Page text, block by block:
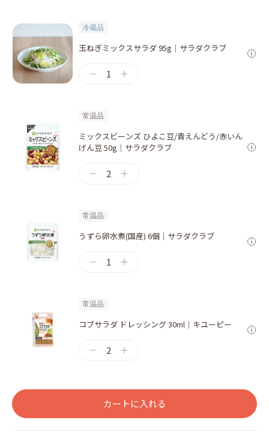
冷蔵品
玉ねぎミックスサラダ 95g｜サラダクラブ
1
常温品
ミックスビーンズ ひよこ豆/青えんどう/赤いん
げん豆 50g｜サラダクラブ
2
常温品
うずら卵水煮(国産) 6個｜サラダクラブ
1
常温品
コブサラダ ドレッシング 30ml｜キユーピー
2
カートに入れる